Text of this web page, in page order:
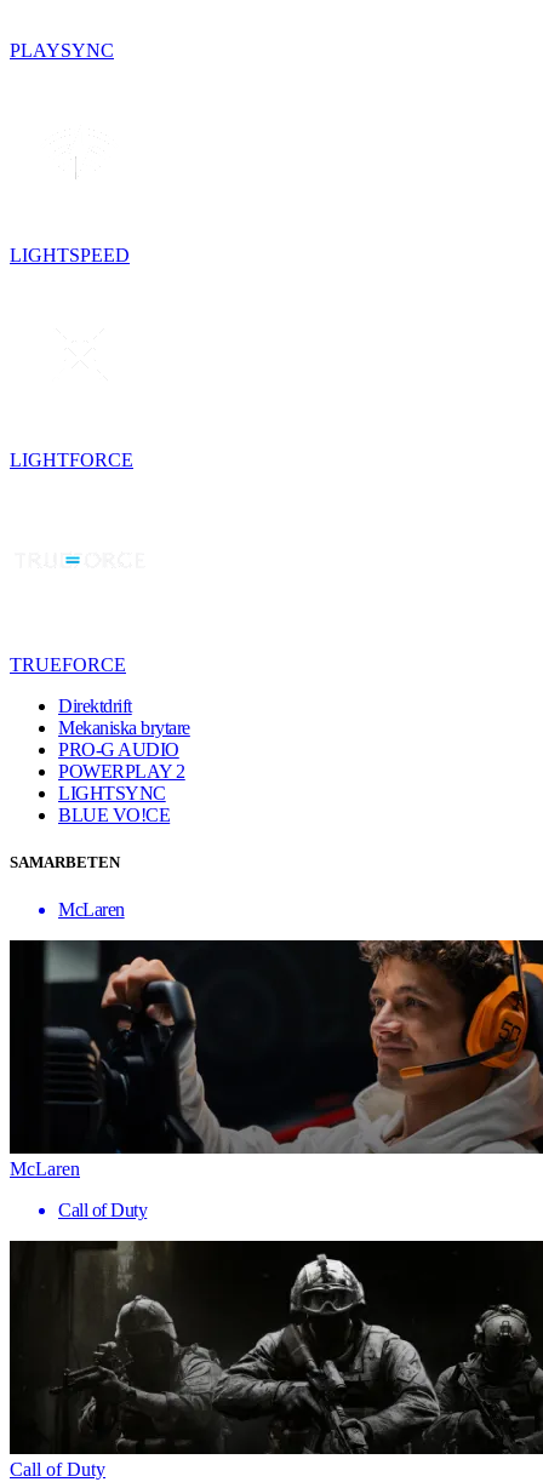
PLAYSYNC
LIGHTSPEED
LIGHTFORCE
TRUEFORCE
Direktdrift
Mekaniska brytare
PRO-G AUDIO
POWERPLAY 2
LIGHTSYNC
BLUE VO!CE
SAMARBETEN
McLaren
McLaren
Call of Duty
Call of Duty